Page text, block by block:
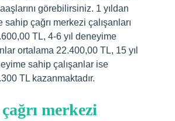
görebilirsiniz. 1 yıldan
çağrı merkezi çalışanları
TL, 4-6 yıl deneyime
ortalama 22.400,00 TL, 15 yıl
sahip çalışanlar ise
TL kazanmaktadır.
merkezi